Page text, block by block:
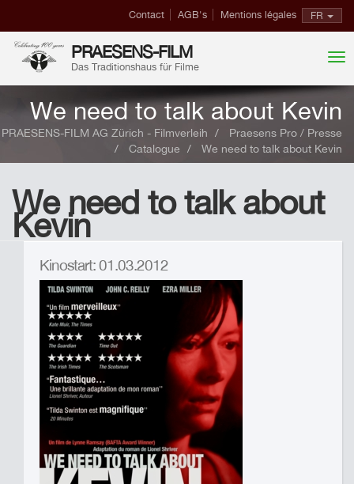
FR
Contact AGB's Mentions légales
PRAESENS-FILM
Das Traditionshaus für Filme
We need to talk about Kevin
PRAESENS-FILM AG Zürich - Filmverleih
Praesens Pro / Presse
Catalogue
We need to talk about Kevin
We need to talk about
Kevin
Kinostart: 01.03.2012